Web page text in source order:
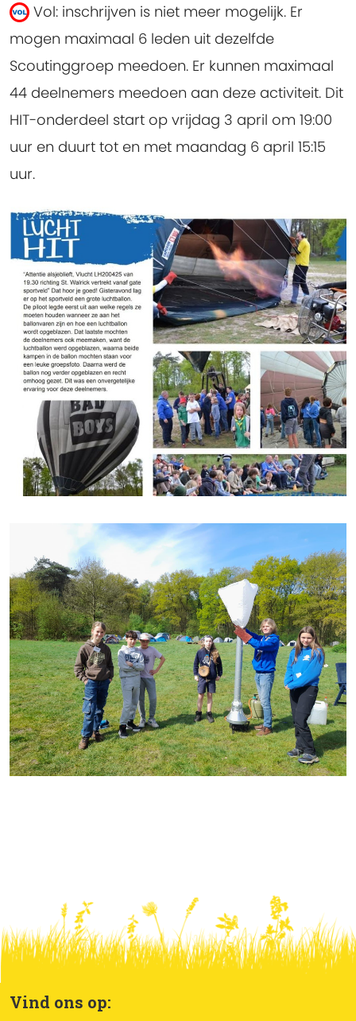
Vol: inschrijven is niet meer mogelijk. Er
mogen maximaal 6 leden uit dezelfde
Scoutinggroep meedoen. Er kunnen maximaal
44 deelnemers meedoen aan deze activiteit. Dit
HIT-onderdeel start op vrijdag 3 april om 19:00
uur en duurt tot en met maandag 6 april 15:15
uur.
Vind ons op: